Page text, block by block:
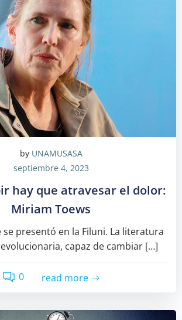
by UNAMUSASA
septiembre 4, 2023
hay que atravesar el dolor:
Miriam Toews
se presentó en la Filuni. La literatura
capaz de cambiar […]
0 read more